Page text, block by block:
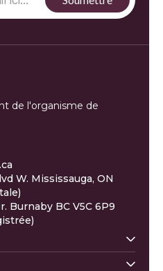
de l'organisme de
W. Mississauga, ON
Burnaby BC V5C 6P9